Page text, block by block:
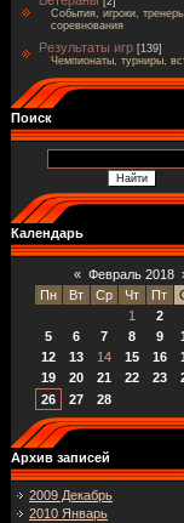
События, игроки,
соревнования
Результаты игр [139]
Чемпионаты, турниры,
Поиск
Календарь
« Февраль 2018
Пн
Вт Ср Чт Пт
1
2
5
6 7 8 9
12
13 14 15 16
19
20 21 22 23
26
27 28
Архив записей
2009 Декабрь
2010 Январь